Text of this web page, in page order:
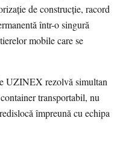
de construcție, racord
într-o singură
mobile care se
UZINEX rezolvă simultan
transportabil, nu
împreună cu echipa